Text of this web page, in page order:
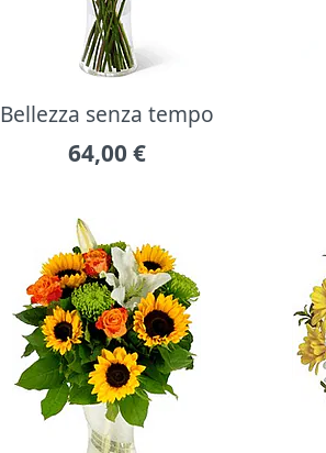
Bellezza senza tempo
64,00 €